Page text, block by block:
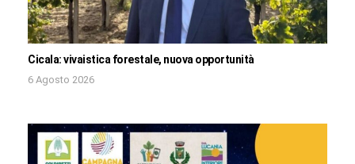
Cicala: vivaistica forestale, nuova opportunità
6 Agosto 2026